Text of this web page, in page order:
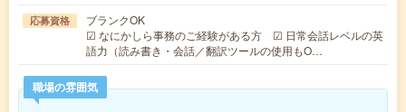
応募資格
ブランクOK
☑ なにかしら事務のご経験がある方 ☑ 日常会話レベルの英
語力（読み書き・会話／翻訳ツールの使用もO…
職場の雰囲気